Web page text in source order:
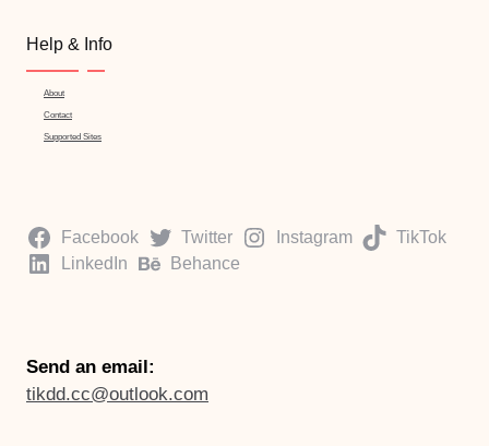
Help & Info
About
Contact
Supported Sites
Facebook Twitter Instagram
TikTok
LinkedIn
Behance
Send an email:
tikdd.cc@outlook.com